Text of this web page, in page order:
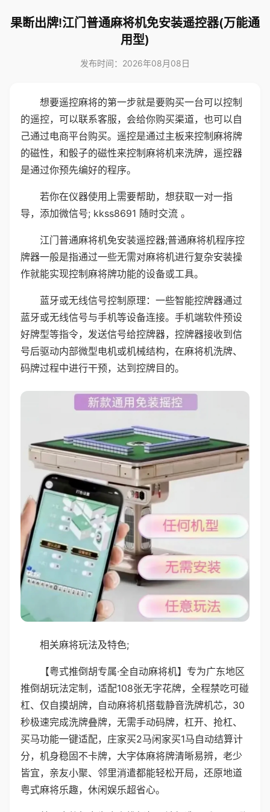
果断出牌!江门普通麻将机免安装遥控器(万能通
用型)
发布时间：2026年08月08日
想要遥控麻将的第一步就是要购买一台可以控制
的遥控，可以联系客服，会给你购买渠道，也可以自
己通过电商平台购买。遥控是通过主板来控制麻将牌
的磁性，和骰子的磁性来控制麻将机来洗牌，遥控器
是通过你预先编好的程序。
若你在仪器使用上需要帮助，想获取一对一指
导，添加微信号; kkss8691 随时交流 。
江门普通麻将机免安装遥控器;普通麻将机程序控
牌器一般是指通过一些无需对麻将机进行复杂安装操
作就能实现控制麻将牌功能的设备或工具。
蓝牙或无线信号控制原理：一些智能控牌器通过
蓝牙或无线信号与手机等设备连接。手机端软件预设
好牌型等指令，发送信号给控牌器，控牌器接收到信
号后驱动内部微型电机或机械结构，在麻将机洗牌、
码牌过程中进行干预，达到控牌目的。
相关麻将玩法及特色;
【粤式推倒胡专属·全自动麻将机】专为广东地区
推倒胡玩法定制，适配108张无字花牌，全程禁吃可碰
杠、仅自摸胡牌，自动麻将机搭载静音洗牌机芯，30
秒极速完成洗牌叠牌，无需手动码牌，杠开、抢杠、
买马功能一键适配，庄家买2马闲家买1马自动结算计
分，机身稳固不卡牌，大字体麻将牌清晰易辨，老少
皆宜，亲友小聚、邻里消遣都能轻松开局，还原地道
粤式麻将乐趣，休闲娱乐超省心。